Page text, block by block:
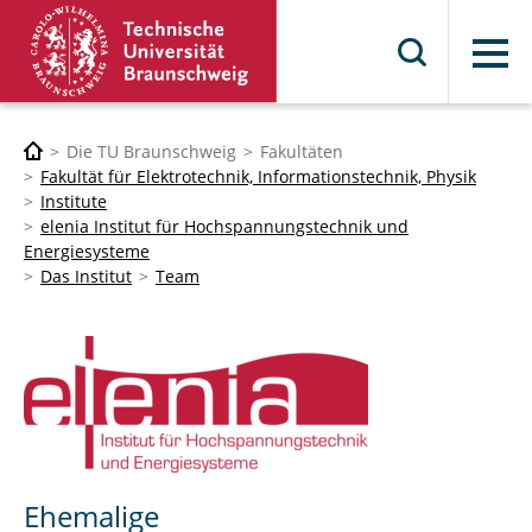
Menü
Die TU Braunschweig
Fakultäten
Fakultät für Elektrotechnik, Informationstechnik, Physik
Institute
elenia Institut für Hochspannungstechnik und
Energiesysteme
Das Institut
Team
Ehemalige